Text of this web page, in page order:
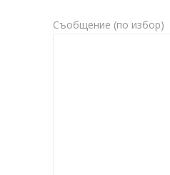
Съобщение (по избор)